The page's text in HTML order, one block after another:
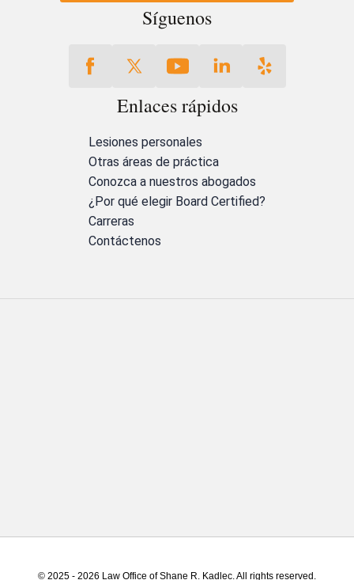
Síguenos
Enlaces rápidos
Lesiones personales
Otras áreas de práctica
Conozca a nuestros abogados
¿Por qué elegir Board Certified?
Carreras
Contáctenos
© 2025 - 2026 Law Office of Shane R. Kadlec. All rights reserved.